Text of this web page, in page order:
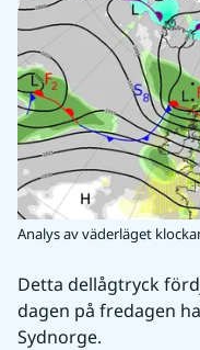
Analys av väderläget
Detta dellågtryck
dagen på fredagen
Sydnorge.